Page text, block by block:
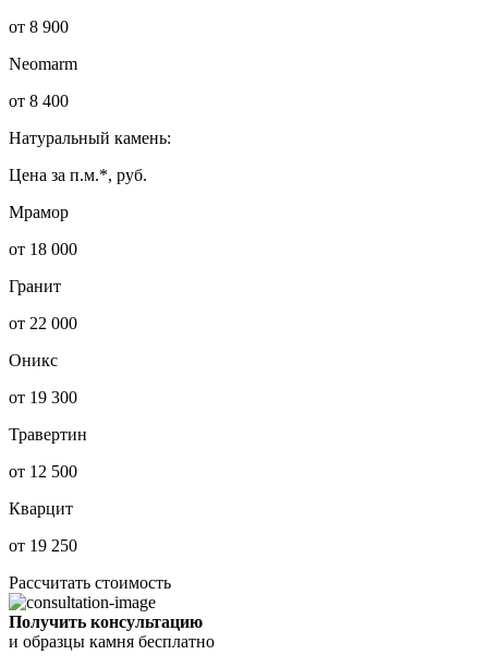
от 8 900
Neomarm
от 8 400
Натуральный камень:
Цена за п.м.*, руб.
Мрамор
от 18 000
Гранит
от 22 000
Оникс
от 19 300
Травертин
от 12 500
Кварцит
от 19 250
Рассчитать стоимость
Получить консультацию
и образцы камня бесплатно